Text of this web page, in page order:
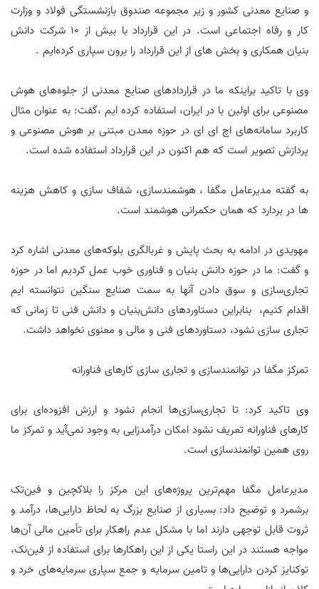
و صنایع معدنی کشور و زیر مجموعه صندوق بازنشستگی فولاد و وزارت
کار و رفاه اجتماعی است. در این قرارداد با بیش از 10 شرکت دانش
بنیان همکاری و بخش های از این قرارداد را برون سپاری کرده‌ایم .
وی با تاکید براینکه ما در قراردادهای صنایع معدنی از جلوه‌های هوش
مصنوعی برای اولین با در ایران، استفاده کرده ایم ،گفت: به عنوان مثال
کاربرد سامانه‌های اچ ای ای در حوزه معدن مبتنی بر هوش مصنوعی و
پردازش تصویر است که هم اکنون در این قرارداد استفاده شده است.
به گفته مدیرعامل مگفا ، هوشمندسازی، شفاف سازی و کاهش هزینه
ها در بردارد که همان حکمرانی هوشمند است.
مهویدی در ادامه به بحث پایش و غربالگری بلوکه‌های معدنی اشاره کرد
و گفت: ما در حوزه دانش بنیان و فناوری خوب عمل کردیم اما در حوزه
تجاری‌سازی و سوق دادن آنها به سمت صنایع سنگین نتوانسته ایم
اقدام کنیم، بنابراین دستاوردهای دانش‌بنیان و دانش فنی تا زمانی که
تجاری سازی نشود، دستاوردهای فنی و مالی و معنوی نخواهد داشت.
تمرکز مگفا در توانمندسازی و تجاری سازی کار‌های فناورانه
وی تاکید کرد: تا تجاری‌سازی‌ها انجام نشود و ارزش افزوده‌ای برای
کار‌های فناورانه تعریف نشود امکان درآمدزایی به وجود نمی‌آید و تمرکز ما
روی همین توانمندسازی است.
مدیرعامل مگفا مهم‌ترین پروژه‌های این مرکز را بلاکچین و فین‌تک
برشمرد و توضیح داد: بسیاری از صنایع بزرگ به لحاظ دارایی‌ها، درآمد و
ثروت قابل توجهی دارند اما با مشکل عدم راهکار برای تأمین مالی آن‌ها
مواجه هستند در این راستا یکی از این راهکارها برای استفاده از فین‌نک،
توکنایز کردن دارایی‌ها و تامین سرمایه و جمع سپاری سرمایه‌های خرد و